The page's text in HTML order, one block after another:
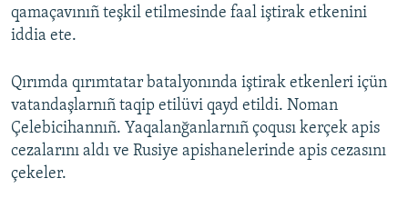
qamaçavınıñ teşkil etilmesinde faal iştirak etkenini
iddia ete.
Qırımda qırımtatar batalyonında iştirak etkenleri içün
vatandaşlarnıñ taqip etilüvi qayd etildi. Noman
Çelebicihannıñ. Yaqalanğanlarnıñ çoqusı kerçek apis
cezalarını aldı ve Rusiye apishanelerinde apis cezasını
çekeler.